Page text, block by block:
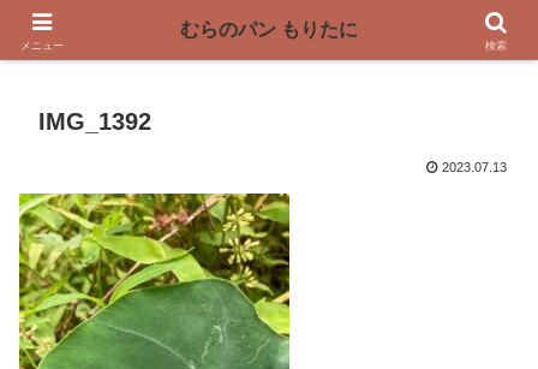
〜奈良県曽爾村の薪窯パン屋〜
IMG_1392
2023.07.13
メニュー
むらのパン もりたに
検索